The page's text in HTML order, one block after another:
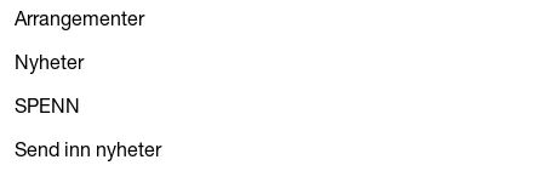
Arrangementer
Nyheter
SPENN
Send inn nyheter